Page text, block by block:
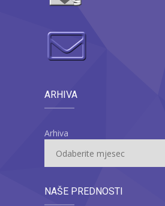
ARHIVA
Arhiva
NAŠE PREDNOSTI